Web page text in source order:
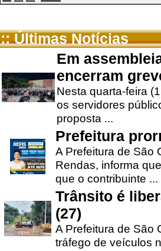
:: Últimas Notícias
Em
encerram
Nesta quarta-feira
os servidores
proposta ...
Prefeitura
A Prefeitura de São
Rendas, informa
que o contribuinte ...
Trânsito é
(27)
A Prefeitura de São
tráfego de veículos